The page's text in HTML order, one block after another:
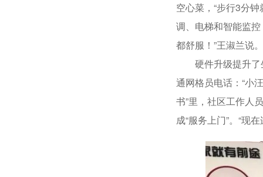
空心菜，“步行3分
调、电梯和智能监
都舒服！”王淑兰说。
硬件升级提升了
通网格员电话：“小
书”里，社区工作人
成“服务上门”。“现